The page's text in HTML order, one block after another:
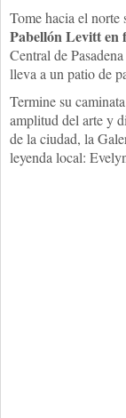
Tome hacia el norte
Pabellón Levitt en
Central de
lleva a un patio de
Termine su
amplitud del arte y
de la ciudad, la
leyenda local: